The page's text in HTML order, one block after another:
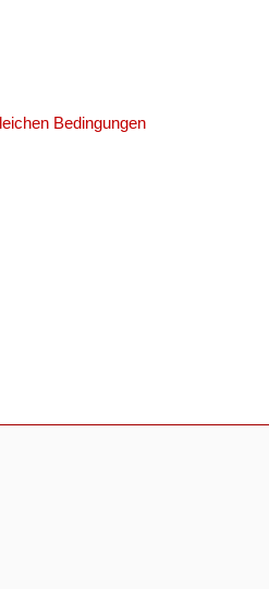
Bedingungen